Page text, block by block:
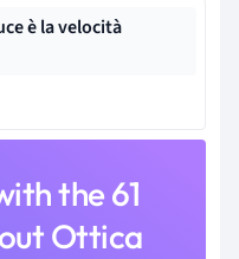
è la velocità
the 61
Ottica